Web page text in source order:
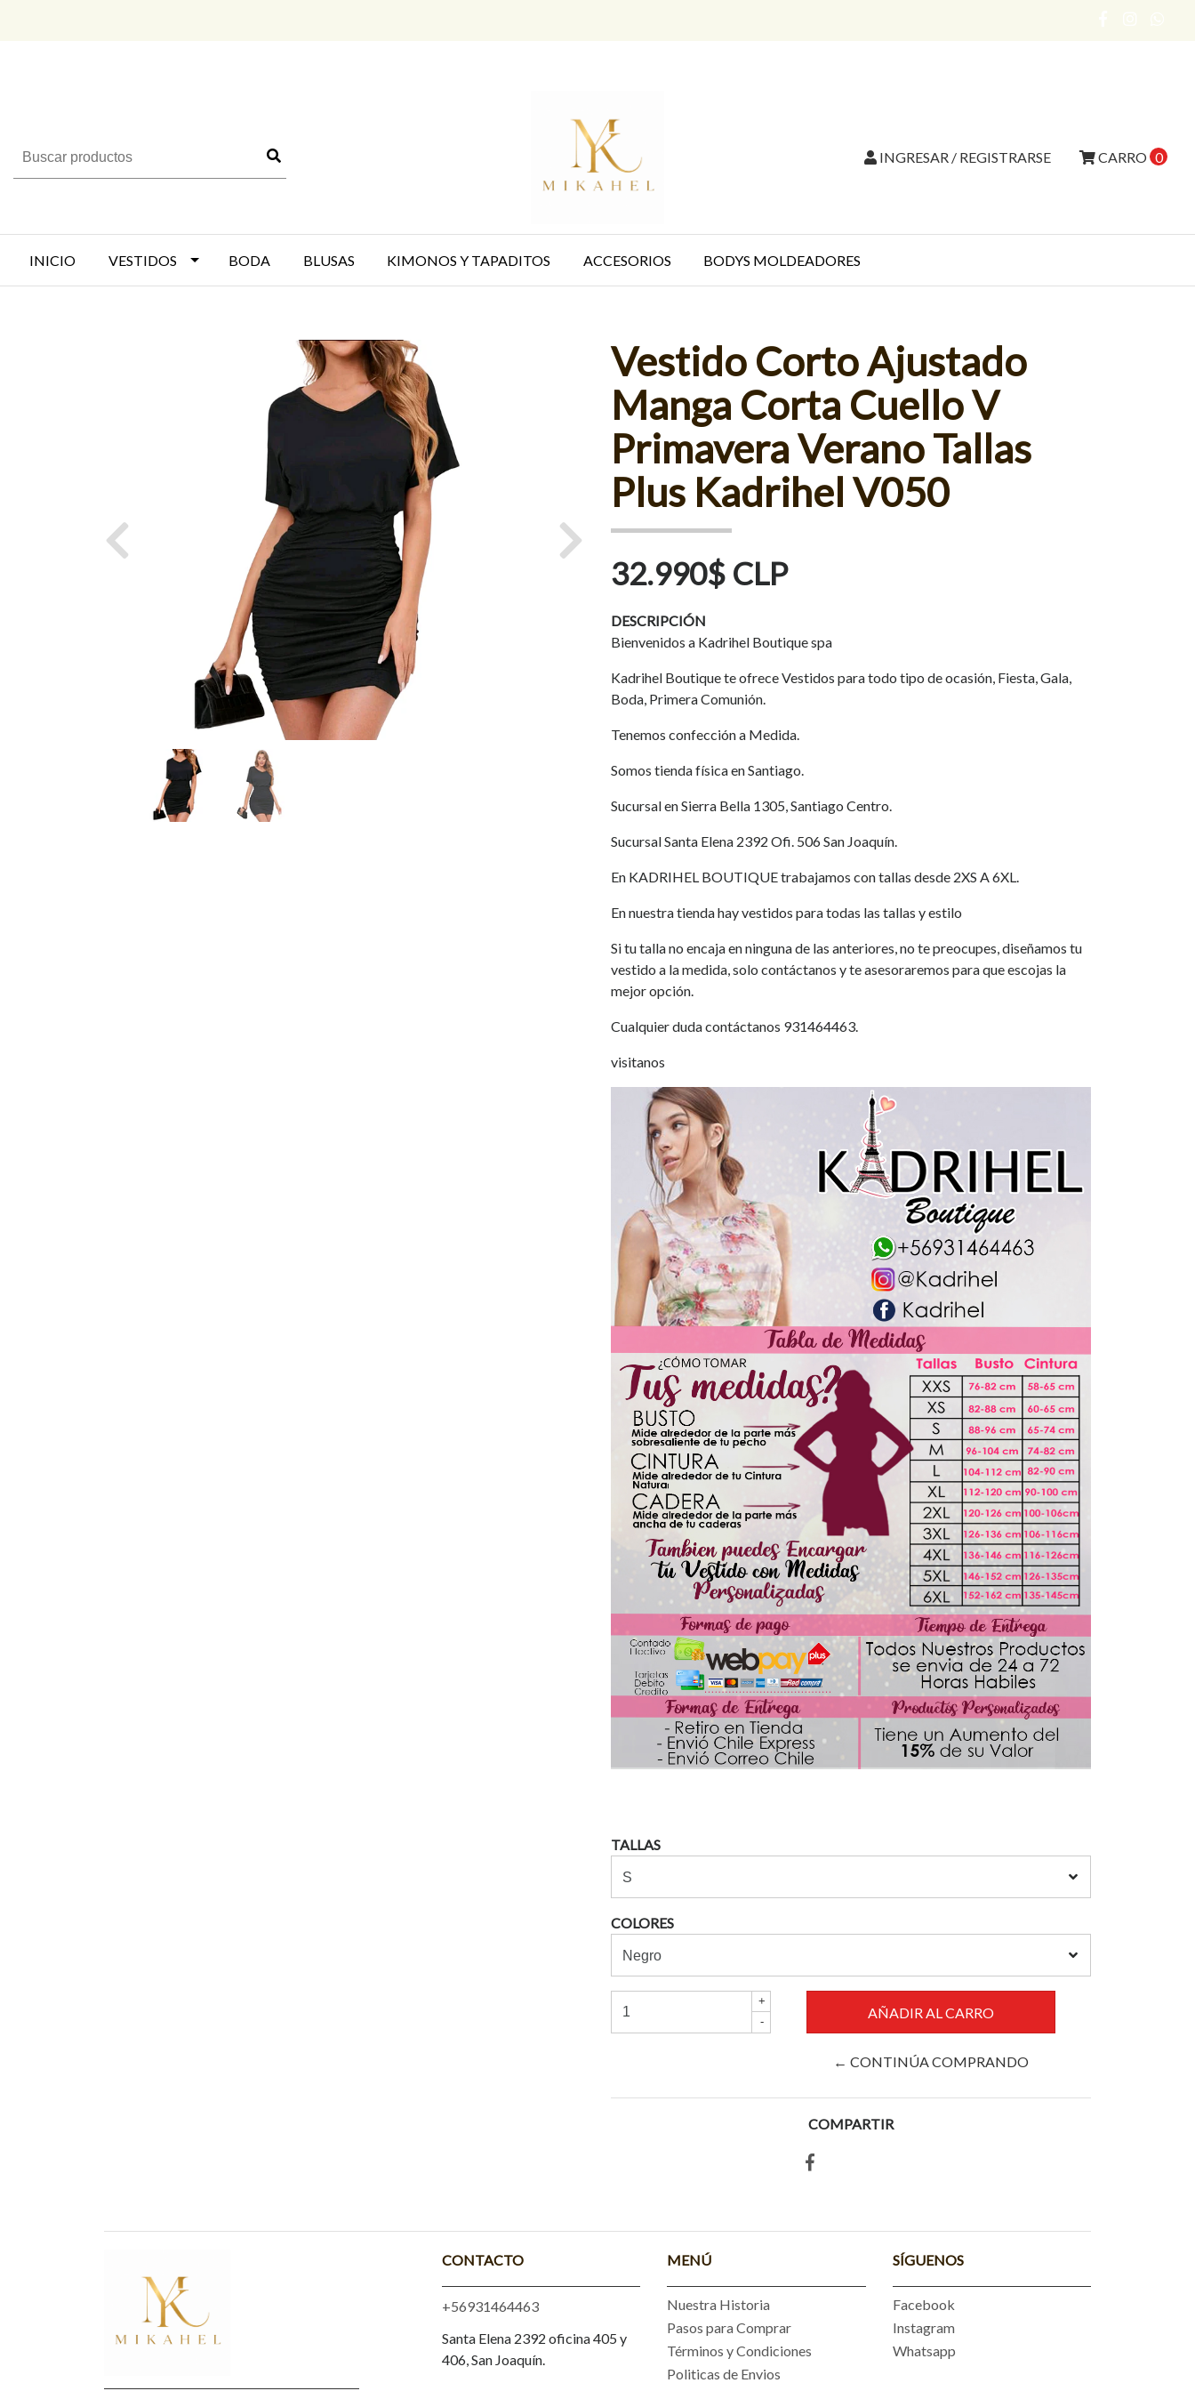
CARRO 0
INGRESAR / REGISTRARSE
INICIO VESTIDOS BODA BLUSAS KIMONOS Y TAPADITOS ACCESORIOS BODYS MOLDEADORES
Previous Next
Vestido Corto Ajustado
Manga Corta Cuello V
Primavera Verano Tallas
Plus Kadrihel V050
32.990$ CLP
DESCRIPCIÓN
Bienvenidos a Kadrihel Boutique spa
Kadrihel Boutique te ofrece Vestidos para todo tipo de ocasión, Fiesta, Gala,
Boda, Primera Comunión.
Tenemos confección a Medida.
Somos tienda física en Santiago.
Sucursal en Sierra Bella 1305, Santiago Centro.
Sucursal Santa Elena 2392 Ofi. 506 San Joaquín.
En KADRIHEL BOUTIQUE trabajamos con tallas desde 2XS A 6XL.
En nuestra tienda hay vestidos para todas las tallas y estilo
Si tu talla no encaja en ninguna de las anteriores, no te preocupes, diseñamos tu
vestido a la medida, solo contáctanos y te asesoraremos para que escojas la
mejor opción.
Cualquier duda contáctanos 931464463.
visitanos
TALLAS
COLORES
+
-
← CONTINÚA COMPRANDO
COMPARTIR
CONTACTO
+56931464463
Santa Elena 2392 oficina 405 y
406, San Joaquín.
MENÚ
Nuestra Historia
Pasos para Comprar
Términos y Condiciones
Politicas de Envios
SÍGUENOS
Facebook
Instagram
Whatsapp